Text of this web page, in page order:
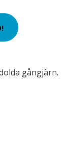
gångjärn.